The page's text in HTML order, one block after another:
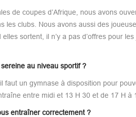
de coupes d’Afrique, nous avons
les clubs. Nous avons aussi des
sortent, il n’y a pas d’offres pour
au niveau sportif ?
un gymnase à disposition pour
entre midi et 13 H 30 et de 17 H
entraîner correctement ?